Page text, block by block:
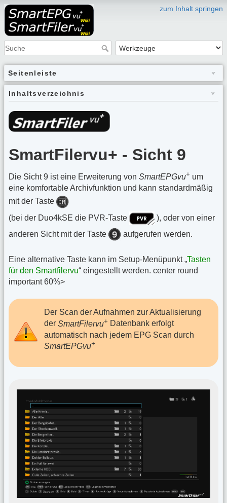
zum Inhalt springen
Seitenleiste
Inhaltsverzeichnis
SmartFilervu+ - Sicht 9
Die Sicht 9 ist eine Erweiterung von SmartEPGvu+ um
eine komfortable Archivfunktion und kann standardmäßig
mit der Taste
(bei der Duo4kSE die PVR-Taste
), oder von einer
anderen Sicht mit der Taste
aufgerufen werden.
Eine alternative Taste kann im Setup-Menüpunkt „Tasten
für den Smartfilervu“ eingestellt werden. center round
important 60%>
Der Scan der Aufnahmen zur Aktualisierung
der SmartFilervu+ Datenbank erfolgt
automatisch nach jedem EPG Scan durch
SmartEPGvu+